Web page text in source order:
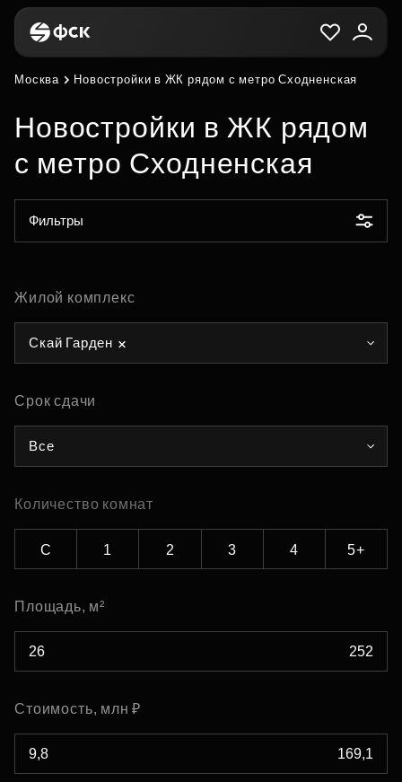
Москва Новостройки в ЖК рядом с метро Сходненская
Новостройки в ЖК рядом
с метро Сходненская
Фильтры
Жилой комплекс
Скай Гарден
Срок сдачи
Все
Количество комнат
С 1 2 3 4 5+
Площадь, м²
Стоимость, млн ₽